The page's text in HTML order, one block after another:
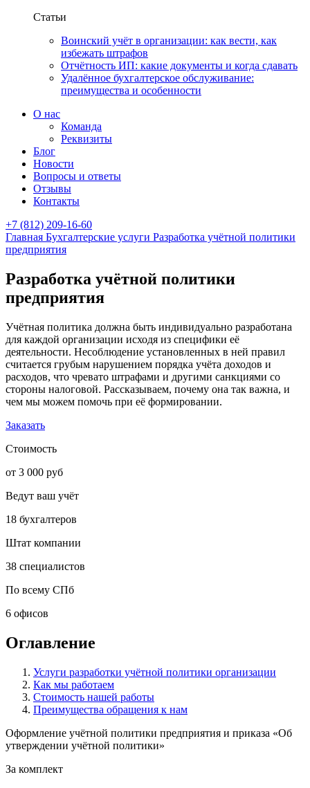
Статьи
Воинский учёт в организации: как вести, как
избежать штрафов
Отчётность ИП: какие документы и когда сдавать
Удалённое бухгалтерское обслуживание:
преимущества и особенности
О нас
Команда
Реквизиты
Блог
Новости
Вопросы и ответы
Отзывы
Контакты
+7 (812) 209-16-60
Главная Бухгалтерские услуги Разработка учётной политики
предприятия
Разработка учётной политики
предприятия
Учётная политика должна быть индивидуально разработана
для каждой организации исходя из специфики её
деятельности. Несоблюдение установленных в ней правил
считается грубым нарушением порядка учёта доходов и
расходов, что чревато штрафами и другими санкциями со
стороны налоговой. Рассказываем, почему она так важна, и
чем мы можем помочь при её формировании.
Заказать
Стоимость
от 3 000 руб
Ведут ваш учёт
18 бухгалтеров
Штат компании
38 специалистов
По всему СПб
6 офисов
Оглавление
Услуги разработки учётной политики организации
Как мы работаем
Стоимость нашей работы
Преимущества обращения к нам
Оформление учётной политики предприятия и приказа «Об
утверждении учётной политики»
За комплект